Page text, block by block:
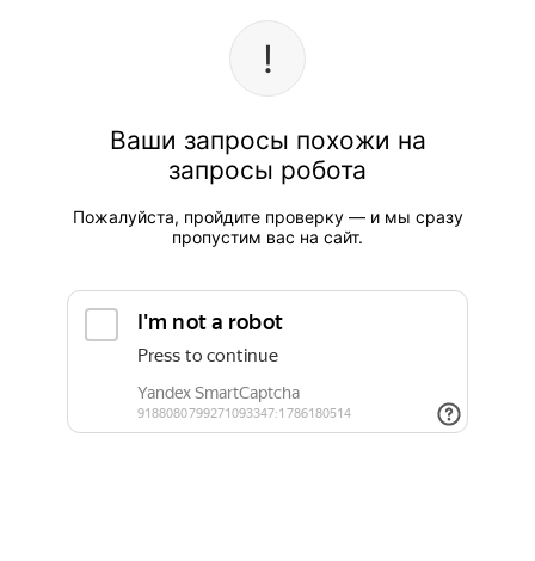
Ваши запросы похожи на
запросы робота
Пожалуйста, пройдите проверку — и мы сразу
пропустим вас на сайт.